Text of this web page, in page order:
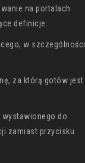
na portalach
definicje:
w szczególności
za którą gotów jest
do
zamiast przycisku